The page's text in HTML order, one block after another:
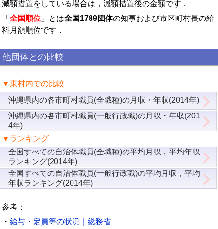
減額措置をしている場合は，減額措置後の金額です．
「 全国順位 」とは全国1789団体の知事および市区町村長の給
料月額順位です．
他団体との比較
▼東村内での比較
沖縄県内の各市町村職員(全職種)の月収・年収(2014年)
沖縄県内の各市町村職員(一般行政職)の月収・年収(201
4年)
▼ランキング
全国すべての自治体職員(全職種)の平均月収，平均年収
ランキング(2014年)
全国すべての自治体職員(一般行政職)の平均月収，平均
年収ランキング(2014年)
参考：
・ 給与・定員等の状況｜総務省